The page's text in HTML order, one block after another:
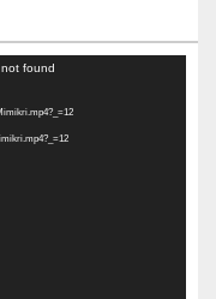
found